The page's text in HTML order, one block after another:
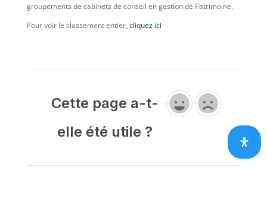
groupements de cabinets de conseil en gestion de Patrimoine.
Pour voir le classement entier, cliquez ici
Cette page a-t-
elle été utile ?